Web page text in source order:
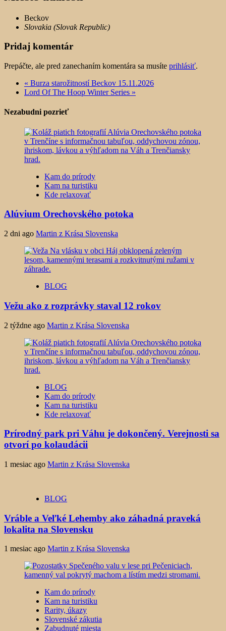
Beckov
Slovakia (Slovak Republic)
Pridaj komentár
Prepáčte, ale pred zanechaním komentára sa musíte prihlásiť.
« Burza starožitností Beckov 15.11.2026
Lord Of The Hoop Winter Series »
Nezabudni pozrieť
Kam do prírody
Kam na turistiku
Kde relaxovať
Alúvium Orechovského potoka
2 dni ago Martin z Krása Slovenska
BLOG
Vežu ako z rozprávky staval 12 rokov
2 týždne ago Martin z Krása Slovenska
BLOG
Kam do prírody
Kam na turistiku
Kde relaxovať
Prírodný park pri Váhu je dokončený. Verejnosti sa
otvorí po kolaudácii
1 mesiac ago Martin z Krása Slovenska
BLOG
Vráble a Veľké Lehemby ako záhadná praveká
lokalita na Slovensku
1 mesiac ago Martin z Krása Slovenska
Kam do prírody
Kam na turistiku
Rarity, úkazy
Slovenské zákutia
Zabudnuté miesta